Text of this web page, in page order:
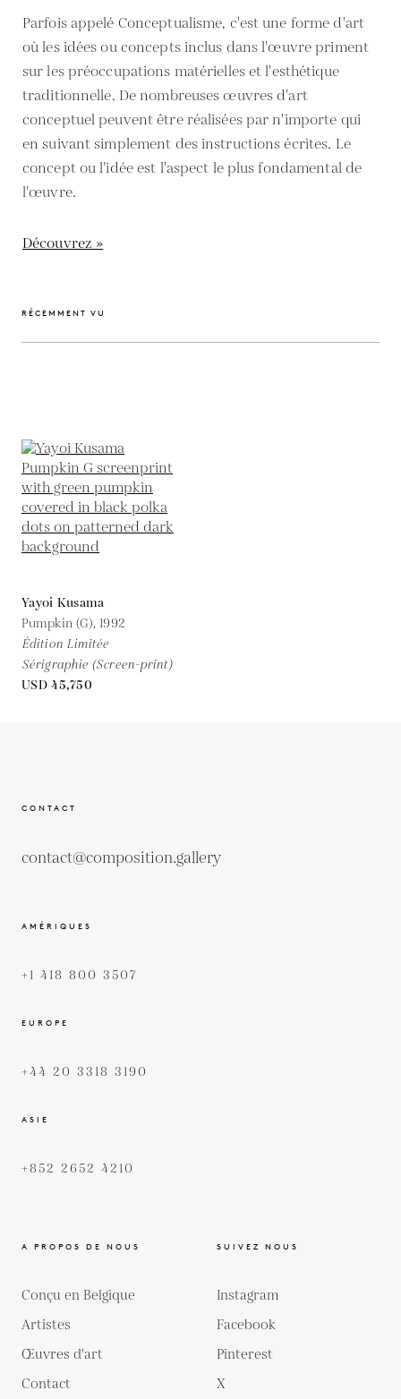
Parfois appelé Conceptualisme, c'est une forme d'art
où les idées ou concepts inclus dans l'œuvre priment
sur les préoccupations matérielles et l'esthétique
traditionnelle. De nombreuses œuvres d'art
conceptuel peuvent être réalisées par n'importe qui
en suivant simplement des instructions écrites. Le
concept ou l'idée est l'aspect le plus fondamental de
l'œuvre.
Découvrez »
RÉCEMMENT VU
Yayoi Kusama
Pumpkin (G), 1992
Édition Limitée
Sérigraphie (Screen-print)
USD 45,750
CONTACT
contact@composition.gallery
AMÉRIQUES
+1 418 800 3507
EUROPE
+44 20 3318 3190
ASIE
+852 2652 4210
A PROPOS DE NOUS
Conçu en Belgique
Artistes
Œuvres d'art
Contact
SUIVEZ NOUS
Instagram
Facebook
Pinterest
X